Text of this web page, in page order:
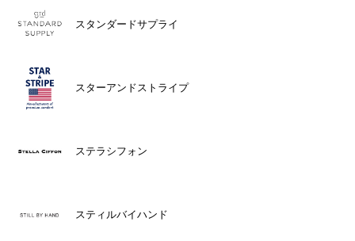
スタンダードサプライ
スターアンドストライプ
ステラシフォン
スティルバイハンド